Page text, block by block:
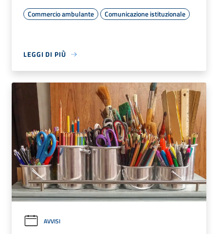
Commercio ambulante Comunicazione istituzionale
LEGGI DI PIÙ
AVVISI